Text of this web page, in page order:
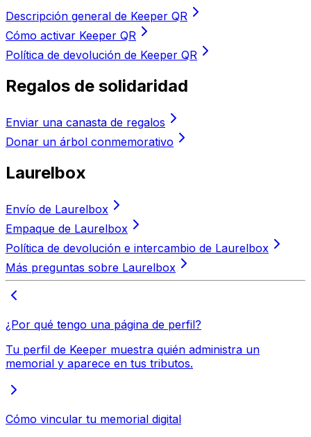
Descripción general de Keeper QR
Cómo activar Keeper QR
Política de devolución de Keeper QR
Regalos de solidaridad
Enviar una canasta de regalos
Donar un árbol conmemorativo
Laurelbox
Envío de Laurelbox
Empaque de Laurelbox
Política de devolución e intercambio de Laurelbox
Más preguntas sobre Laurelbox
¿Por qué tengo una página de perfil?
Tu perfil de Keeper muestra quién administra un
memorial y aparece en tus tributos.
Cómo vincular tu memorial digital